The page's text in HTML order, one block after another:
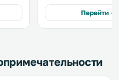
есть гостиная зона, а
с микроволновой
холодильником. .
Перейти →